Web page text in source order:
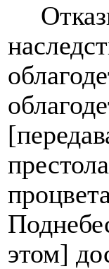
этом]